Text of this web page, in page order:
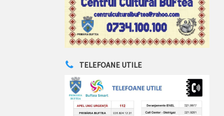
TELEFOANE UTILE